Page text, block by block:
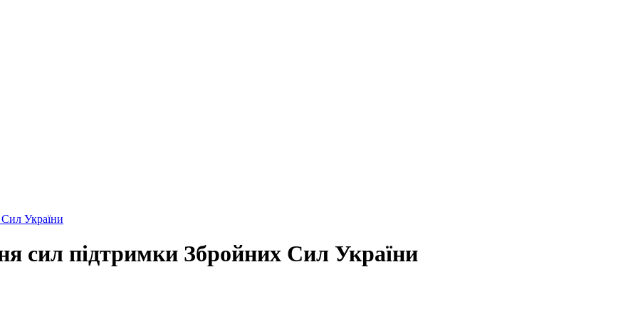
України
сил підтримки Збройних Сил України